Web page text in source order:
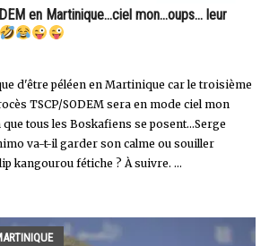
en Martinique...ciel mon...oups... leur
d'être péléen en Martinique car le troisième
TSCP/SODEM sera en mode ciel mon
tous les Boskafiens se posent...Serge
va-t-il garder son calme ou souiller
kangourou fétiche ? À suivre. ...